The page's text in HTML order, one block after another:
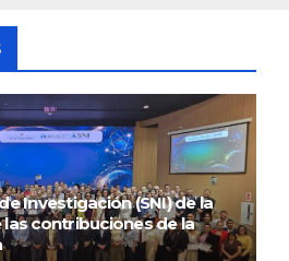
Investigación (SNI) de la
contribuciones de la